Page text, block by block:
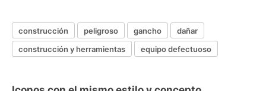
construcción peligroso gancho
dañar
construcción y herramientas
equipo defectuoso